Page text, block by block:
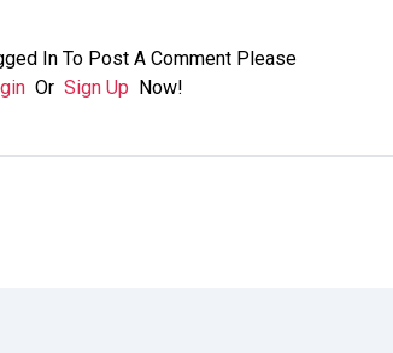
In To Post A Comment Please
Or Sign Up Now!